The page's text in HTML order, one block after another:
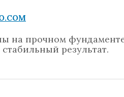
на прочном
результат.